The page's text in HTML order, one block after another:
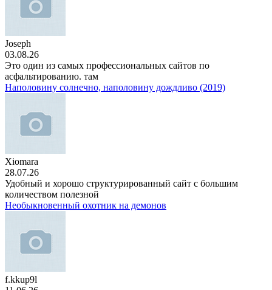
Joseph
03.08.26
Это один из самых профессиональных сайтов по
асфальтированию. там
Наполовину солнечно, наполовину дождливо (2019)
Xiomara
28.07.26
Удобный и хорошо структурированный сайт с большим
количеством полезной
Необыкновенный охотник на демонов
f.kkup9l